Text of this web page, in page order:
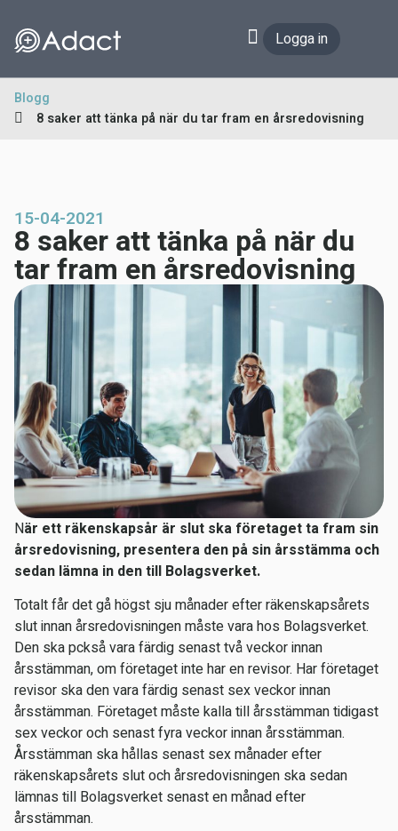
Logga in
Blogg
8 saker att tänka på när du tar fram en årsredovisning
15-04-2021
8 saker att tänka på när du
tar fram en årsredovisning
När ett räkenskapsår är slut ska företaget ta fram sin
årsredovisning, presentera den på sin årsstämma och
sedan lämna in den till Bolagsverket.
Totalt får det gå högst sju månader efter räkenskapsårets
slut innan årsredovisningen måste vara hos Bolagsverket.
Den ska pckså vara färdig senast två veckor innan
årsstämman, om företaget inte har en revisor. Har företaget
revisor ska den vara färdig senast sex veckor innan
årsstämman. Företaget måste kalla till årsstämman tidigast
sex veckor och senast fyra veckor innan årsstämman.
Årsstämman ska hållas senast sex månader efter
räkenskapsårets slut och årsredovisningen ska sedan
lämnas till Bolagsverket senast en månad efter
årsstämman.